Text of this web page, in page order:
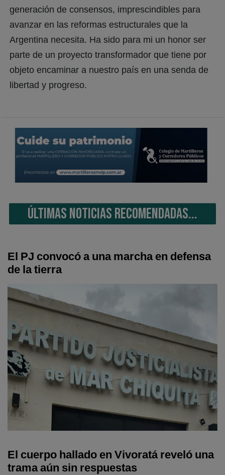
generación de consensos, imprescindibles para
avanzar en las reformas estructurales que la
Argentina necesita. Ha sido para mi un honor ser
parte de un proyecto transformador que tiene por
objeto encaminar a nuestro país en una senda de
libertad y progreso.
ÚLTIMAS NOTICIAS RECOMENDADAS...
El PJ convocó a una marcha en defensa
de la tierra
El cuerpo hallado en Vivoratá reveló una
trama aún sin respuestas